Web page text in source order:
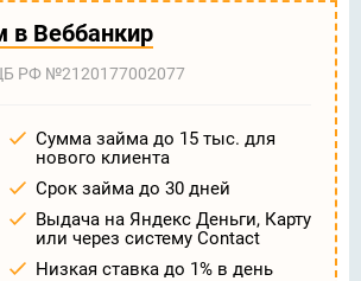
в Веббанкир
РФ №2120177002077
Сумма займа до 15 тыс. для
нового клиента
Срок займа до 30 дней
Выдача на Яндекс Деньги, Карту
или через систему Contact
Низкая ставка до 1% в день